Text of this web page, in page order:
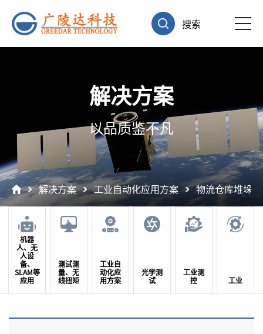
搜索
解决方案
以品质鉴不凡
解决方案 工业自动化应用方案 物流仓库堆垛
机器
人、无
人设
备、
SLAM等
应用
测试测
量、无
线扭矩
工业自
动化应
用方案
光学测
试
工业测
控
工业